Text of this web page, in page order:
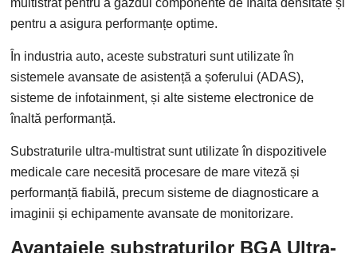
multistrat pentru a găzdui componente de înaltă densitate și
pentru a asigura performanțe optime.
În industria auto, aceste substraturi sunt utilizate în
sistemele avansate de asistență a șoferului (ADAS),
sisteme de infotainment, și alte sisteme electronice de
înaltă performanță.
Substraturile ultra-multistrat sunt utilizate în dispozitivele
medicale care necesită procesare de mare viteză și
performanță fiabilă, precum sisteme de diagnosticare a
imaginii și echipamente avansate de monitorizare.
Avantajele substraturilor BGA Ultra-